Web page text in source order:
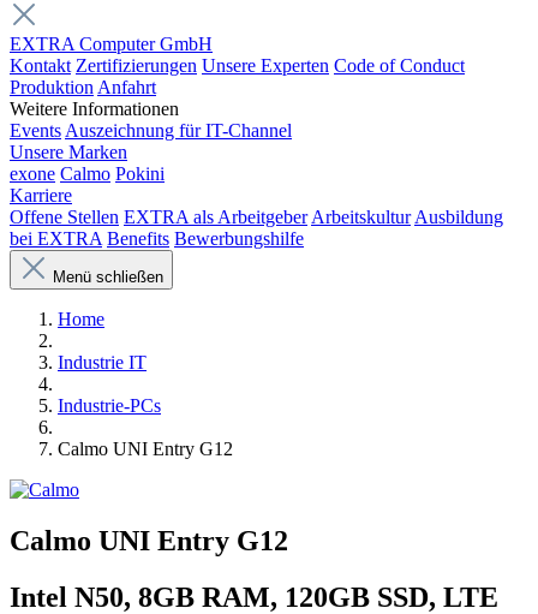
EXTRA Computer GmbH
Kontakt Zertifizierungen Unsere Experten Code of Conduct
Produktion Anfahrt
Weitere Informationen
Events Auszeichnung für IT-Channel
Unsere Marken
exone Calmo Pokini
Karriere
Offene Stellen EXTRA als Arbeitgeber Arbeitskultur Ausbildung
bei EXTRA Benefits Bewerbungshilfe
Menü schließen
Home
Industrie IT
Industrie-PCs
Calmo UNI Entry G12
Calmo UNI Entry G12
Intel N50, 8GB RAM, 120GB SSD, LTE